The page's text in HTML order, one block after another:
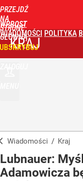
PRZEJDŹ
NA
STRONĘ
GŁÓWNĄ
WPROST
WIADOMOŚCI POLITYKA
KRAJ
Wiadomości / Kraj
Lubnauer:
Adamowicza